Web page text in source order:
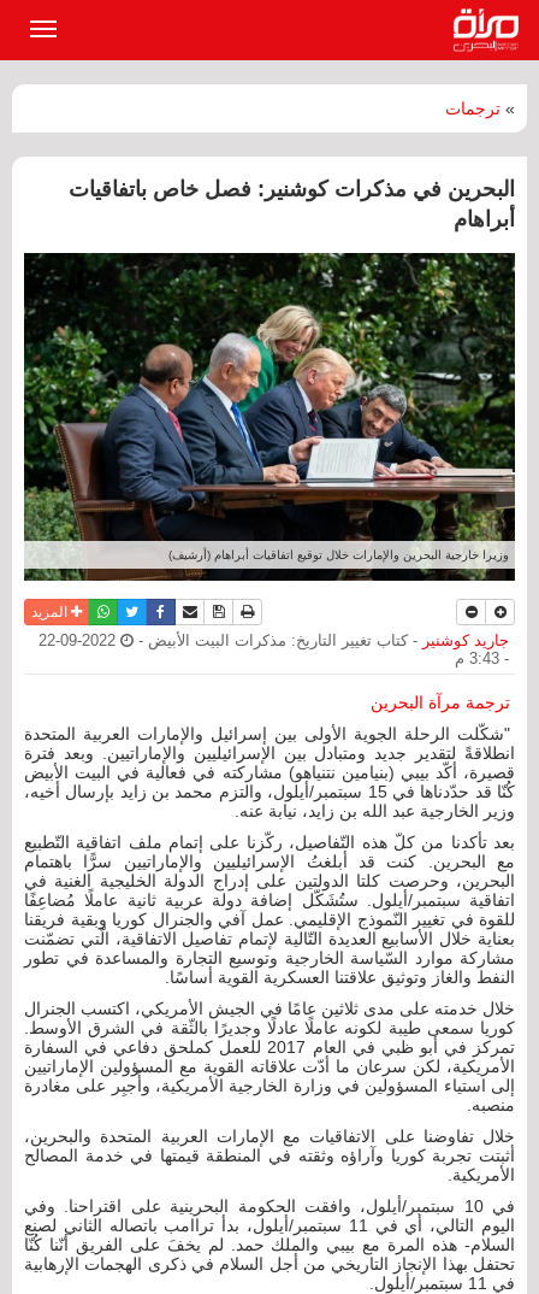
» ترجمات
البحرين في مذكرات كوشنير: فصل خاص باتفاقيات
أبراهام
وزيرا خارجية البحرين والإمارات خلال توقيع اتفاقيات أبراهام (أرشيف)
نسخة للطباعة
حفظ الموضوع
أرسل الى صديق
فيسبوكتويترواتسابالمزيد
جاريد كوشنير - كتاب تغيير التاريخ: مذكرات البيت الأبيض -
2022-09-22
- 3:43 م
ترجمة مرآة البحرين
"شكّلت الرحلة الجوية الأولى بين إسرائيل والإمارات العربية المتحدة
انطلاقةً لتقدير جديد ومتبادل بين الإسرائيليين والإماراتيين. وبعد فترة
قصيرة، أكّد بيبي (بنيامين نتنياهو) مشاركته في فعالية في البيت الأبيض
كُنّا قد حدّدناها في 15 سبتمبر/أيلول، والتزم محمد بن زايد بإرسال أخيه،
وزير الخارجية عبد الله بن زايد، نيابة عنه.
بعد تأكدنا من كلّ هذه التّفاصيل، ركّزنا على إتمام ملف اتفاقية التّطبيع
مع البحرين. كنت قد أبلغتُ الإسرائيليين والإماراتيين سرًّا باهتمام
البحرين، وحرصت كلتا الدولتين على إدراج الدولة الخليجية الغنية في
اتفاقية سبتمبر/أيلول. ستُشَكّل إضافة دولة عربية ثانية عاملًا مُضاعِفًا
للقوة في تغيير النّموذج الإقليمي. عمل آفي والجنرال كوريا وبقية فريقنا
بعناية خلال الأسابيع العديدة التّالية لإتمام تفاصيل الاتفاقية، الّتي تضمّنت
مشاركة موارد السّياسة الخارجية وتوسيع التجارة والمساعدة في تطور
النفط والغاز وتوثيق علاقتنا العسكرية القوية أساسًا.
خلال خدمته على مدى ثلاثين عامًا في الجيش الأمريكي، اكتسب الجنرال
كوريا سمعى طيبة لكونه عاملًا عادلًا وجديرًا بالثّقة في الشرق الأوسط.
تمركز في أبو ظبي في العام 2017 للعمل كملحق دفاعي في السفارة
الأمريكية، لكن سرعان ما أدّت علاقاته القوية مع المسؤولين الإماراتيين
إلى استياء المسؤولين في وزارة الخارجية الأمريكية، وأُجبِر على مغادرة
منصبه.
خلال تفاوضنا على الاتفاقيات مع الإمارات العربية المتحدة والبحرين،
أثبتت تجربة كوريا وآراؤه وثقته في المنطقة قيمتها في خدمة المصالح
الأمريكية.
في 10 سبتمبر/أيلول، وافقت الحكومة البحرينية على اقتراحنا. وفي
اليوم التالي، أي في 11 سبتمبر/أيلول، بدأ تراامب باتصاله الثاني لصنع
السلام- هذه المرة مع بيبي والملك حمد. لم يخفَ على الفريق أنّنا كُنّا
تحتفل بهذا الإنجاز التاريخي من أجل السلام في ذكرى الهجمات الإرهابية
في 11 سبتمبر/أيلول.